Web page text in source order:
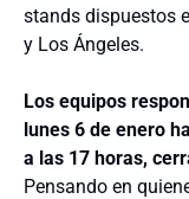
stands dispuestos
y Los Ángeles.
Los equipos
lunes 6 de enero
a las 17 horas,
Pensando en